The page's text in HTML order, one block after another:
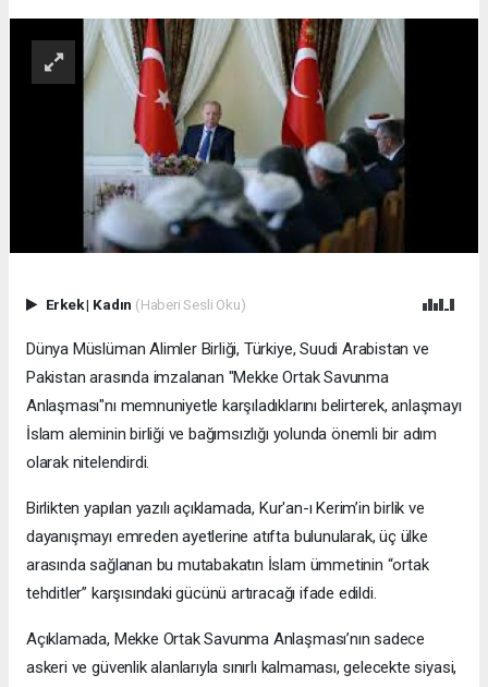
Erkek| Kadın (Haberi Sesli Oku)
Dünya Müslüman Alimler Birliği, Türkiye, Suudi Arabistan ve
Pakistan arasında imzalanan "Mekke Ortak Savunma
Anlaşması"nı memnuniyetle karşıladıklarını belirterek, anlaşmayı
İslam aleminin birliği ve bağımsızlığı yolunda önemli bir adım
olarak nitelendirdi.
Birlikten yapılan yazılı açıklamada, Kur'an-ı Kerim’in birlik ve
dayanışmayı emreden ayetlerine atıfta bulunularak, üç ülke
arasında sağlanan bu mutabakatın İslam ümmetinin “ortak
tehditler” karşısındaki gücünü artıracağı ifade edildi.
Açıklamada, Mekke Ortak Savunma Anlaşması’nın sadece
askeri ve güvenlik alanlarıyla sınırlı kalmaması, gelecekte siyasi,